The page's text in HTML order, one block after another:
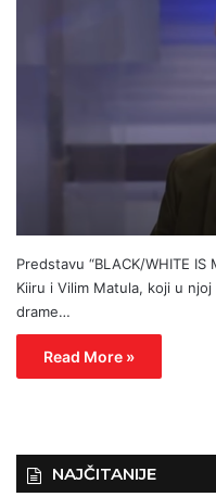
Predstavu “BLACK/WHITE
Kiiru i Vilim Matula, koji u
drame…
Read More »
NAJČITANIJE